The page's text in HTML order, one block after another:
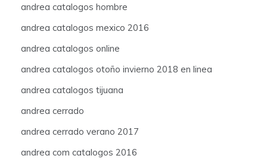
andrea catalogos hombre
andrea catalogos mexico 2016
andrea catalogos online
andrea catalogos otoño invierno 2018 en linea
andrea catalogos tijuana
andrea cerrado
andrea cerrado verano 2017
andrea com catalogos 2016